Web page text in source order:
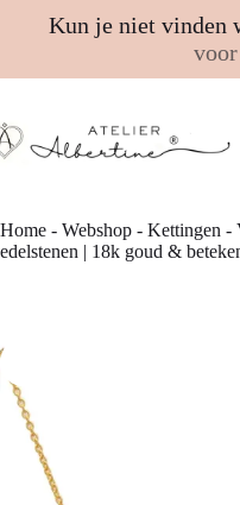
Kun je niet vinden
naar
de
Home - Webshop - Kettingen -
edelstenen | 18k goud &